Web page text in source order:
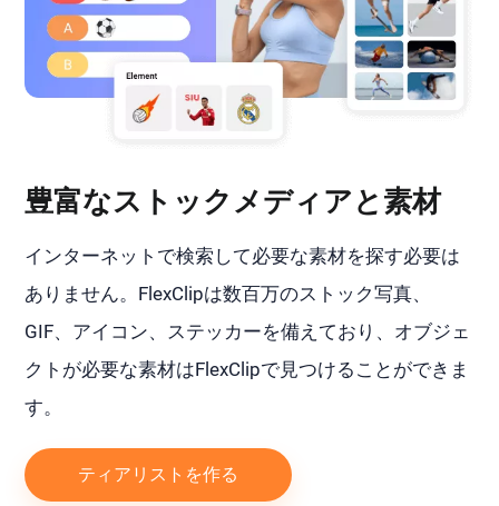
豊富なストックメディアと素材
インターネットで検索して必要な素材を探す必要は
ありません。FlexClipは数百万のストック写真、
GIF、アイコン、ステッカーを備えており、オブジェ
クトが必要な素材はFlexClipで見つけることができま
す。
ティアリストを作る